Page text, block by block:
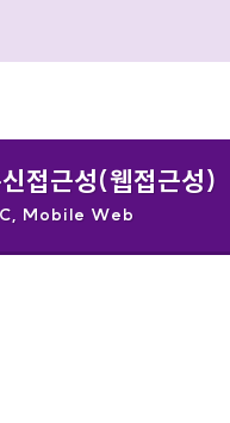
접근성(웹접근성)
Mobile Web